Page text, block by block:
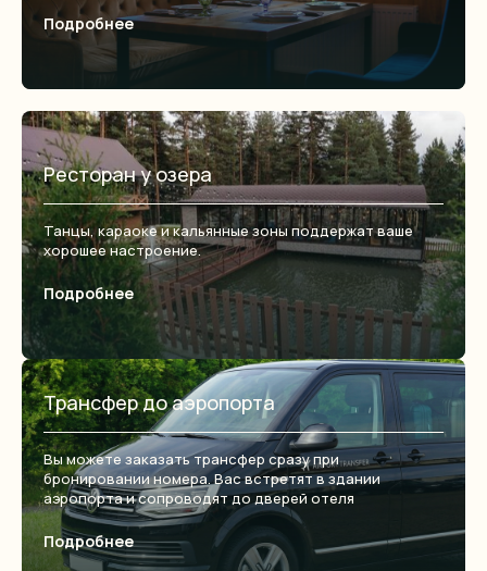
Подробнее
Ресторан у озера
Танцы, караоке и кальянные зоны поддержат ваше
хорошее настроение.
Подробнее
Трансфер до аэропорта
Вы можете заказать трансфер сразу при
бронировании номера. Вас встретят в здании
аэропорта и сопроводят до дверей отеля
Подробнее